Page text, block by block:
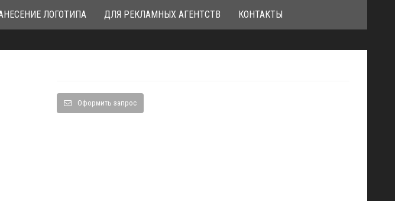
ЛОГОТИПА ДЛЯ РЕКЛАМНЫХ АГЕНТСТВ КОНТАКТЫ
Оформить запрос